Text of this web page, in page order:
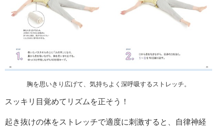
胸を思いきり広げて、気持ちよく深呼吸するストレッチ。
スッキリ目覚めてリズムを正そう！
起き抜けの体をストレッチで適度に刺激すると、自律神経